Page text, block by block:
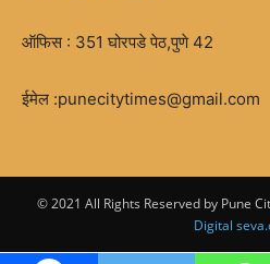
ऑफिस : 351 घोरपडे पेठ,पुणे 42
ईमेल :punecitytimes@gmail.com
© 2021 All Rights Reserved by Pune
Digital